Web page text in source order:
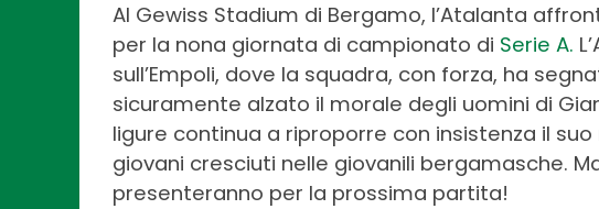
Al Gewiss Stadium di Bergamo, l’Atalanta
per la nona giornata di campionato di Serie A.
sull’Empoli, dove la squadra, con forza, ha
sicuramente alzato il morale degli uomini di
ligure continua a riproporre con insistenza il
giovani cresciuti nelle giovanili bergamasche.
presenteranno per la prossima partita!